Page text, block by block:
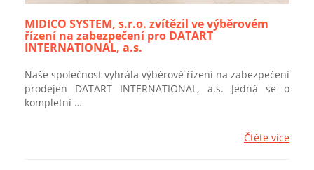
MIDICO SYSTEM, s.r.o. zvítězil ve výběrovém
řízení na zabezpečení pro DATART
INTERNATIONAL, a.s.
Naše společnost vyhrála výběrové řízení na zabezpečení
prodejen DATART INTERNATIONAL, a.s. Jedná se o
kompletní …
Čtěte více